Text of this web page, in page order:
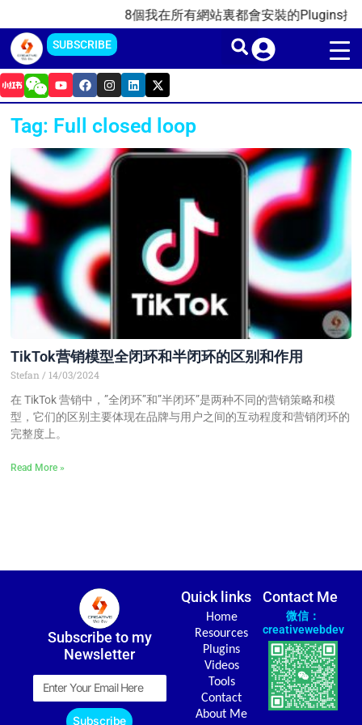
content
8個我在所有網站裏都會安裝的Plugins插
SUBSCRIBE
Y
o
u
u
e
F
a
c
e
o
k
I
n
s
a
r
a
m
L
i
n
e
i
n
X
-
t
w
t
e
Tag: Full closed loop
TikTok营销模型全闭环和半闭环的区别和作用
Stefan
14/03/2024
在 TikTok 营销中，”全闭环”和”半闭环”是两种不同的营销策略和模
型，它们的区别主要体现在品牌与用户之间的互动程度和营销闭环的
完整度上。
Read More »
Subscribe to my
Newsletter
Email
Subscribe
Quick links
Home
Resources
Plugins
Videos
Tools
Contact
About Me
Contact Me
微信：
creativewebdev